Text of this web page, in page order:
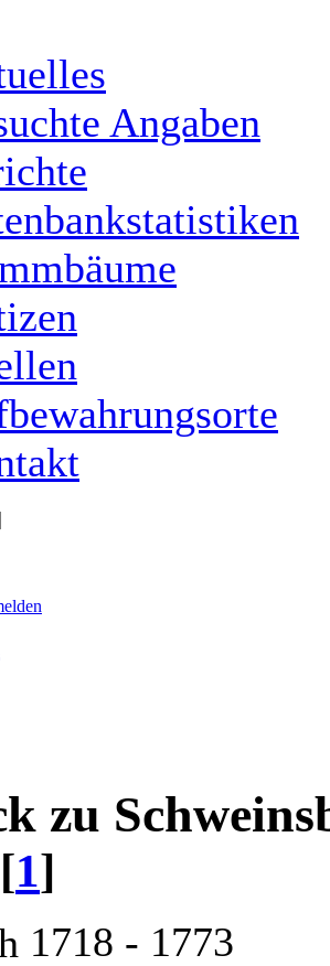
Angaben
zu
[1]
1718 - 1773